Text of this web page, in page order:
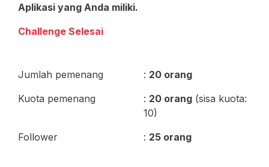
Aplikasi yang Anda miliki.
Challenge Selesai
Jumlah pemenang : 20 orang
Kuota pemenang
: 20 orang (sisa kuota:
10)
Follower
: 25 orang